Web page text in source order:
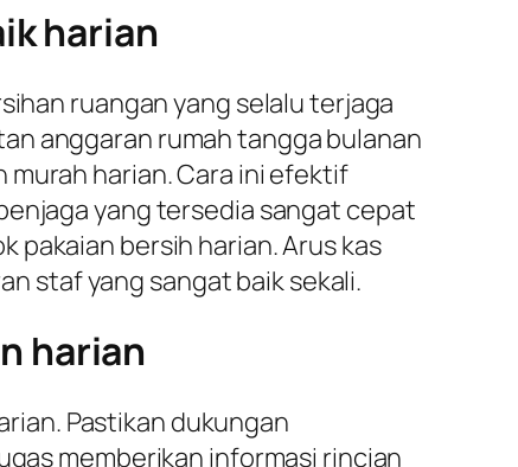
harian
ruangan yang selalu terjaga
anggaran rumah tangga bulanan
harian. Cara ini efektif
yang tersedia sangat cepat
pakaian bersih harian. Arus kas
staf yang sangat baik sekali.
harian
Pastikan dukungan
memberikan informasi rincian